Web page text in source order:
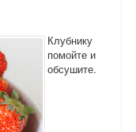
Клубнику
помойте и
обсушите.